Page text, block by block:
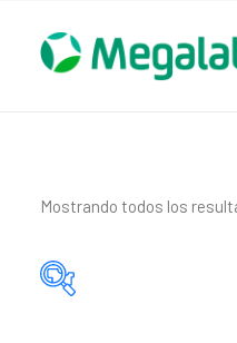
MEGASALUD
Mostrando todos los